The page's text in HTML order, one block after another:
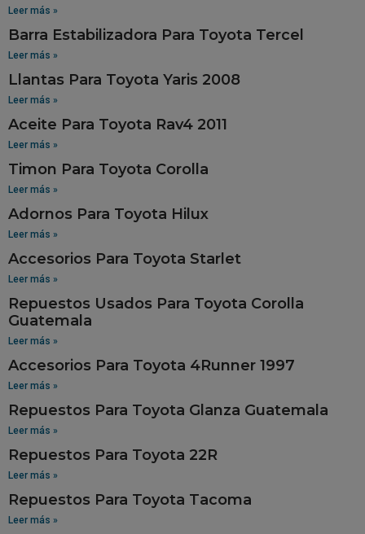
Leer más »
Barra Estabilizadora Para Toyota Tercel
Leer más »
Llantas Para Toyota Yaris 2008
Leer más »
Aceite Para Toyota Rav4 2011
Leer más »
Timon Para Toyota Corolla
Leer más »
Adornos Para Toyota Hilux
Leer más »
Accesorios Para Toyota Starlet
Leer más »
Repuestos Usados Para Toyota Corolla
Guatemala
Leer más »
Accesorios Para Toyota 4Runner 1997
Leer más »
Repuestos Para Toyota Glanza Guatemala
Leer más »
Repuestos Para Toyota 22R
Leer más »
Repuestos Para Toyota Tacoma
Leer más »